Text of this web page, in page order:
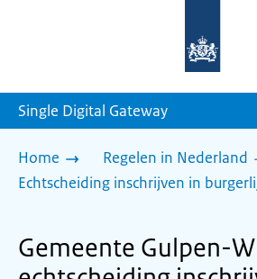
homepage
Single Digital Gateway
Home
Regelen in Nederland
Echtscheiding inschrijven in
Gemeente Gulpen-